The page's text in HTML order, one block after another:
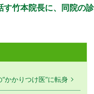
竹本院長に、同院の
かかりつけ医”に転身